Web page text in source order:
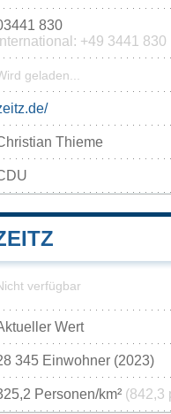
830
International: +49 3441 830
geladen...
Thieme
verfügbar
Wert
345 Einwohner (2023)
Personen/km² (842,3